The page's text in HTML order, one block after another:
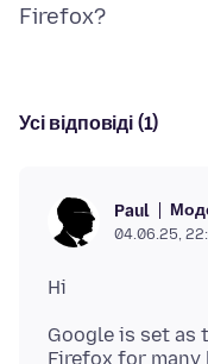
Усі відповіді (1)
Paul
04.06.25,
Google is set as
Firefox for many